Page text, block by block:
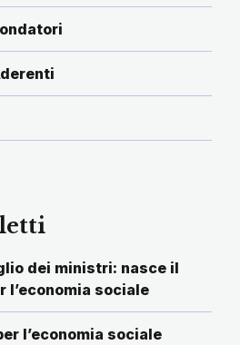
dei ministri: nasce il
l’economia sociale
l’economia sociale